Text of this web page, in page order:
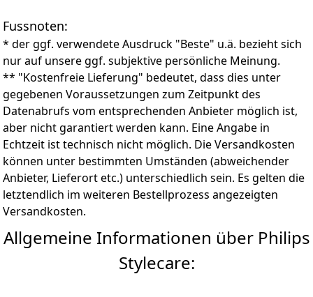
Fussnoten:
* der ggf. verwendete Ausdruck "Beste" u.ä. bezieht sich
nur auf unsere ggf. subjektive persönliche Meinung.
** "Kostenfreie Lieferung" bedeutet, dass dies unter
gegebenen Voraussetzungen zum Zeitpunkt des
Datenabrufs vom entsprechenden Anbieter möglich ist,
aber nicht garantiert werden kann. Eine Angabe in
Echtzeit ist technisch nicht möglich. Die Versandkosten
können unter bestimmten Umständen (abweichender
Anbieter, Lieferort etc.) unterschiedlich sein. Es gelten die
letztendlich im weiteren Bestellprozess angezeigten
Versandkosten.
Allgemeine Informationen über Philips
Stylecare: